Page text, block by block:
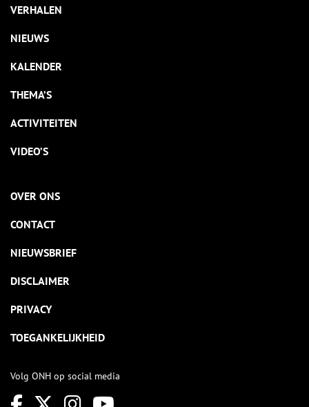
VERHALEN
NIEUWS
KALENDER
THEMA’S
ACTIVITEITEN
VIDEO’S
OVER ONS
CONTACT
NIEUWSBRIEF
DISCLAIMER
PRIVACY
TOEGANKELIJKHEID
Volg ONH op social media